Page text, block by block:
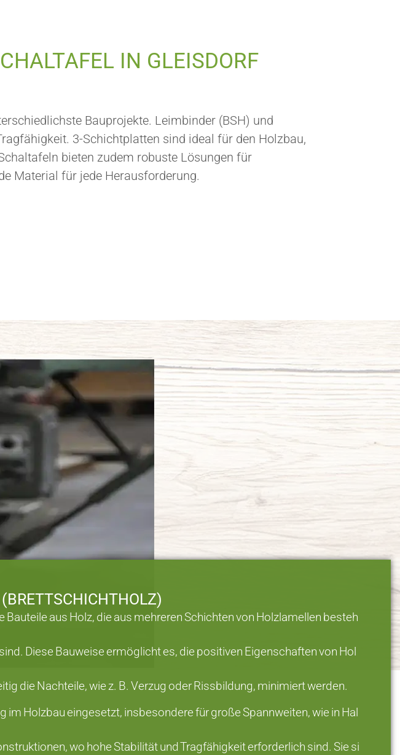
IN GLEISDORF
Bauprojekte. Leimbinder (BSH) und
3-Schichtplatten sind ideal für den Holzbau,
bieten zudem robuste Lösungen für
Material für jede Herausforderung.
aus Holz, die aus mehreren Schichten von Holzlamellen besteh
Diese Bauweise ermöglicht es, die positiven Eigenschaften von Hol
die Nachteile, wie z. B. Verzug oder Rissbildung, minimiert werden.
im Holzbau eingesetzt, insbesondere für große Spannweiten, wie in Hal
wo hohe Stabilität und Tragfähigkeit erforderlich sind. Sie si